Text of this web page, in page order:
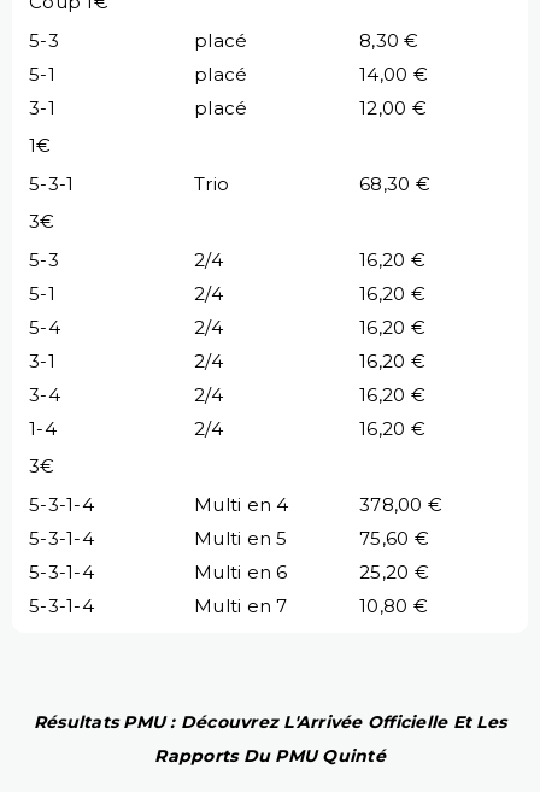
5-3
placé
8,30 €
5-1
placé
14,00 €
3-1
placé
12,00 €
1€
5-3-1
Trio
68,30 €
3€
5-3
2/4
16,20 €
5-1
2/4
16,20 €
5-4
2/4
16,20 €
3-1
2/4
16,20 €
3-4
2/4
16,20 €
1-4
2/4
16,20 €
3€
5-3-1-4
Multi en 4
378,00 €
5-3-1-4
Multi en 5
75,60 €
5-3-1-4
Multi en 6
25,20 €
5-3-1-4
Multi en 7 10,80 €
Résultats PMU : Découvrez L'Arrivée Officielle Et Les
Rapports Du PMU Quinté